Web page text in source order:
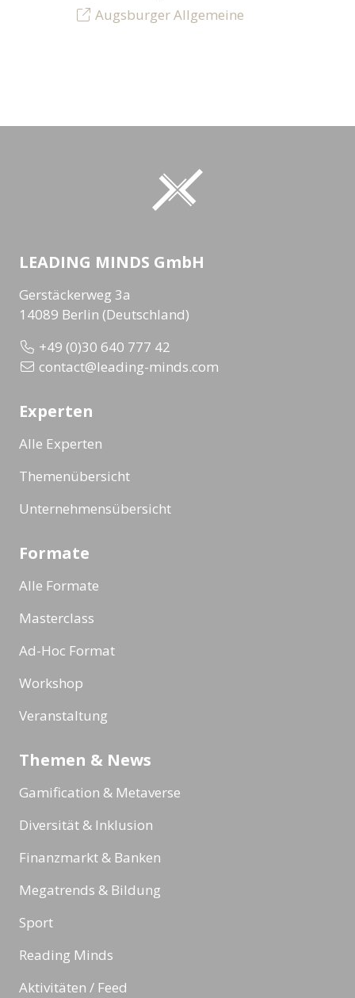
Augsburger Allgemeine
LEADING MINDS GmbH
Gerstäckerweg 3a
14089 Berlin (Deutschland)
+49 (0)30 640 777 42
contact@leading-minds.com
Experten
Alle Experten
Themenübersicht
Unternehmensübersicht
Formate
Alle Formate
Masterclass
Ad-Hoc Format
Workshop
Veranstaltung
Themen & News
Gamification & Metaverse
Diversität & Inklusion
Finanzmarkt & Banken
Megatrends & Bildung
Sport
Reading Minds
Aktivitäten / Feed